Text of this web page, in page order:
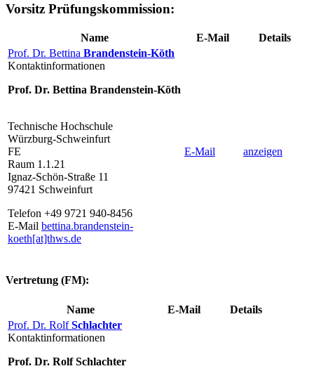
Vorsitz Prüfungskommission:
Name E-Mail
Details
Prof. Dr. Bettina Brandenstein-Köth
Kontaktinformationen
Prof. Dr. Bettina Brandenstein-Köth
Technische Hochschule
Würzburg-Schweinfurt
FE
Raum 1.1.21
Ignaz-Schön-Straße 11
97421 Schweinfurt
Telefon +49 9721 940-8456
E-Mail bettina.brandenstein-
koeth[at]thws.de
E-Mail anzeigen
Vertretung (FM):
Name E-Mail
Details
Prof. Dr. RolfSchlachter
Kontaktinformationen
Prof. Dr. Rolf Schlachter